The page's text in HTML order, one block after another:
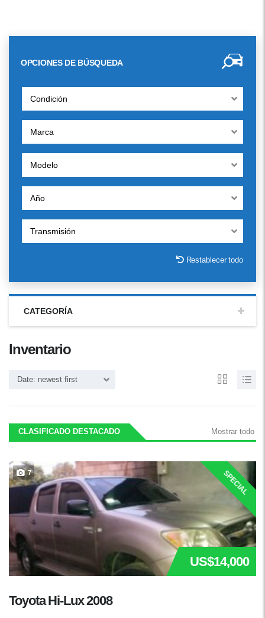
OPCIONES DE BÚSQUEDA
Condición
Marca
Modelo
Año
Transmisión
Restablecer todo
CATEGORÍA
Inventario
Date: newest first
CLASIFICADO DESTACADO Mostrar todo
7 SPECIAL
US$14,000
Toyota Hi-Lux 2008